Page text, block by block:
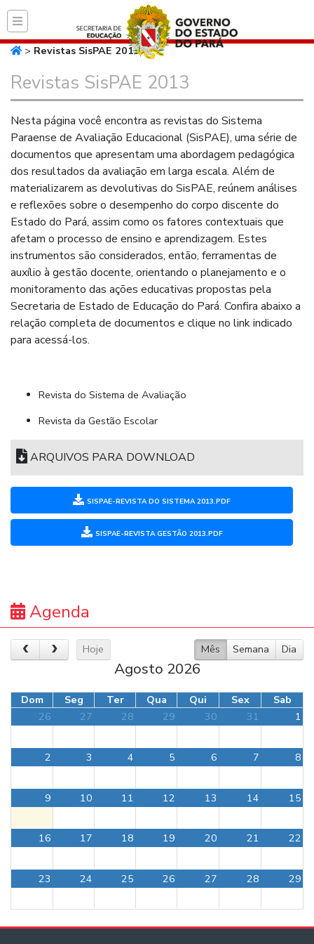
Página inicial do
> Revistas SisPAE 2013
Revistas SisPAE 2013
Nesta página você encontra as revistas do Sistema
Paraense de Avaliação Educacional (SisPAE), uma série de
documentos que apresentam uma abordagem pedagógica
dos resultados da avaliação em larga escala. Além de
materializarem as devolutivas do SisPAE, reúnem análises
e reflexões sobre o desempenho do corpo discente do
Estado do Pará, assim como os fatores contextuais que
afetam o processo de ensino e aprendizagem. Estes
instrumentos são considerados, então, ferramentas de
auxílio à gestão docente, orientando o planejamento e o
monitoramento das ações educativas propostas pela
Secretaria de Estado de Educação do Pará. Confira abaixo a
relação completa de documentos e clique no link indicado
para acessá-los.
Revista do Sistema de Avaliação
Revista da Gestão Escolar
ARQUIVOS PARA DOWNLOAD
SISPAE-REVISTA DO SISTEMA 2013.PDF
SISPAE-REVISTA GESTÃO 2013.PDF
Agenda
Hoje Mês Semana Dia
Agosto 2026
Dom Seg Ter Qua Qui Sex
Sab
26
27 28 29 30 31 1
2 3 4 5 6 7 8
9 10 11 12 13 14 15
16 17 18 19 20 21 22
23 24 25 26 27 28 29